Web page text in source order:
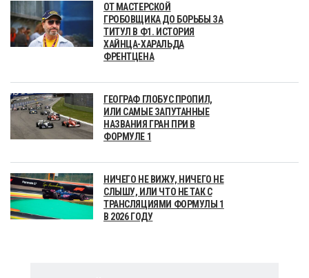
ОТ МАСТЕРСКОЙ
ГРОБОВЩИКА ДО БОРЬБЫ ЗА
ТИТУЛ В Ф1. ИСТОРИЯ
ХАЙНЦА-ХАРАЛЬДА
ФРЕНТЦЕНА
ГЕОГРАФ ГЛОБУС ПРОПИЛ,
ИЛИ САМЫЕ ЗАПУТАННЫЕ
НАЗВАНИЯ ГРАН ПРИ В
ФОРМУЛЕ 1
НИЧЕГО НЕ ВИЖУ, НИЧЕГО НЕ
СЛЫШУ, ИЛИ ЧТО НЕ ТАК С
ТРАНСЛЯЦИЯМИ ФОРМУЛЫ 1
В 2026 ГОДУ